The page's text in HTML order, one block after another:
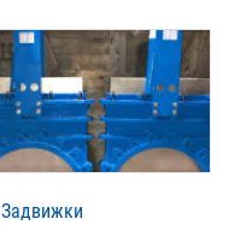
Задвижки